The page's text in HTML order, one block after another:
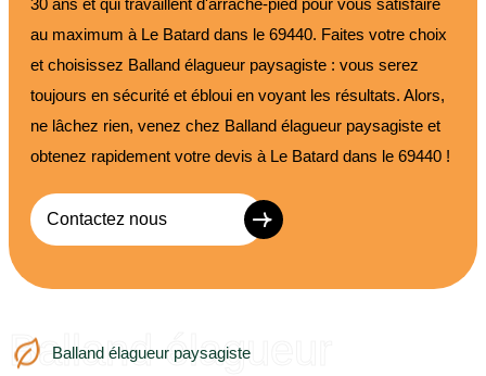
30 ans et qui travaillent d'arrache-pied pour vous satisfaire
au maximum à Le Batard dans le 69440. Faites votre choix
et choisissez Balland élagueur paysagiste : vous serez
toujours en sécurité et ébloui en voyant les résultats. Alors,
ne lâchez rien, venez chez Balland élagueur paysagiste et
obtenez rapidement votre devis à Le Batard dans le 69440 !
Contactez nous
Balland élagueur paysagiste
Balland élagueur